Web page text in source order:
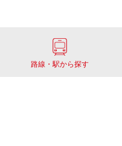
路線・駅から探す